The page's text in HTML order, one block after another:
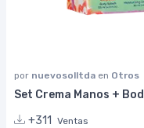
por nuevosolltda en Otros
Set Crema Manos +
+311
Ventas